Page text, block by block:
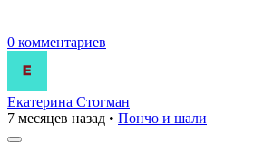
0 комментариев
Екатерина Стогман
7 месяцев назад • Пончо и шали